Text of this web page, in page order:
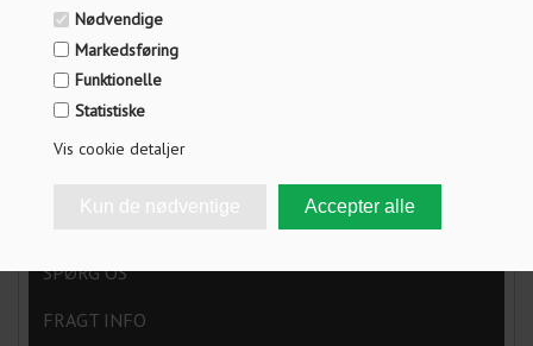
Nødvendige
Markedsføring
Funktionelle
Statistiske
Vis cookie detaljer
ANTAL
LÆG I KURV
SPØRG OS
FRAGT INFO